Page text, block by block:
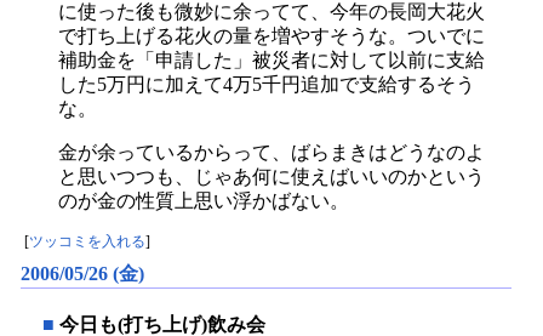
に使った後も微妙に余ってて、今年の長岡大花火
で打ち上げる花火の量を増やすそうな。ついでに
補助金を「申請した」被災者に対して以前に支給
した5万円に加えて4万5千円追加で支給するそう
な。
金が余っているからって、ばらまきはどうなのよ
と思いつつも、じゃあ何に使えばいいのかという
のが金の性質上思い浮かばない。
ツッコミを入れる
2006/05/26 (金)
■ 今日も(打ち上げ)飲み会